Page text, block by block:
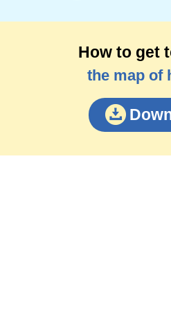
How to get
the map of